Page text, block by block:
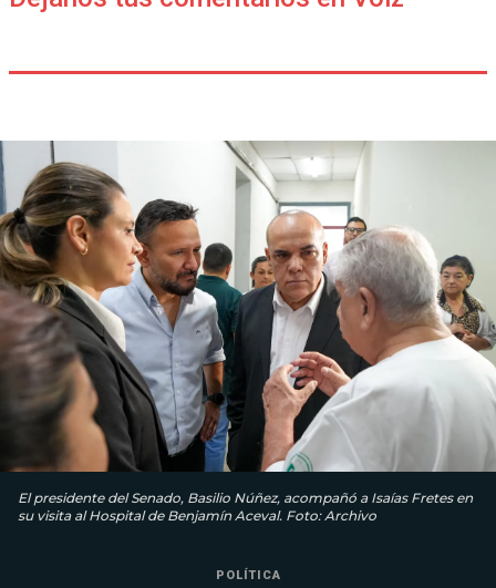
El presidente del Senado, Basilio Núñez, acompañó a Isaías Fretes en
su visita al Hospital de Benjamín Aceval. Foto: Archivo
POLÍTICA